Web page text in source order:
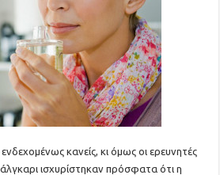
κανείς, κι όμως οι ερευνητές
ισχυρίστηκαν πρόσφατα ότι η